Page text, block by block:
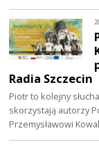
Radia Szczecin
Piotr to kolejny
skorzystają autorzy
Przemysławowi